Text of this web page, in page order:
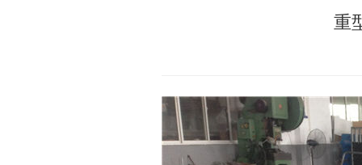
重